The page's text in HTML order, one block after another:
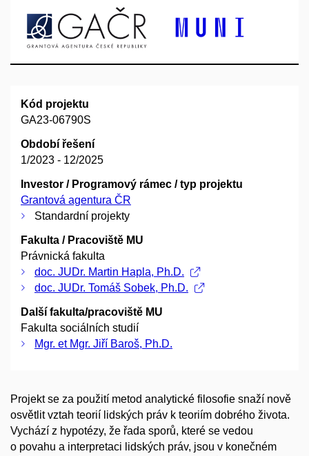
Kód projektu
GA23-06790S
Období řešení
1/2023 - 12/2025
Investor / Programový rámec / typ projektu
Grantová agentura ČR
Standardní projekty
Fakulta / Pracoviště MU
Právnická fakulta
doc. JUDr. Martin Hapla, Ph.D.
doc. JUDr. Tomáš Sobek, Ph.D.
Další fakulta/pracoviště MU
Fakulta sociálních studií
Mgr. et Mgr. Jiří Baroš, Ph.D.
Projekt se za použití metod analytické filosofie snaží nově
osvětlit vztah teorií lidských práv k teoriím dobrého života.
Vychází z hypotézy, že řada sporů, které se vedou
o povahu a interpretaci lidských práv, jsou v konečném